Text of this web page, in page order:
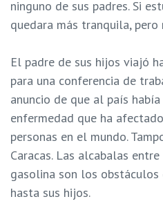
ninguno de sus padres. Si
quedara más tranquila, pero
El padre de sus hijos viajó
para una conferencia de
anuncio de que al país
enfermedad que ha
personas en el mundo.
Caracas. Las alcabalas
gasolina son los
hasta sus hijos.